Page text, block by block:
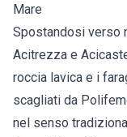
Mare
Spostandosi verso
Acitrezza e
roccia lavica e i
scagliati da
nel senso